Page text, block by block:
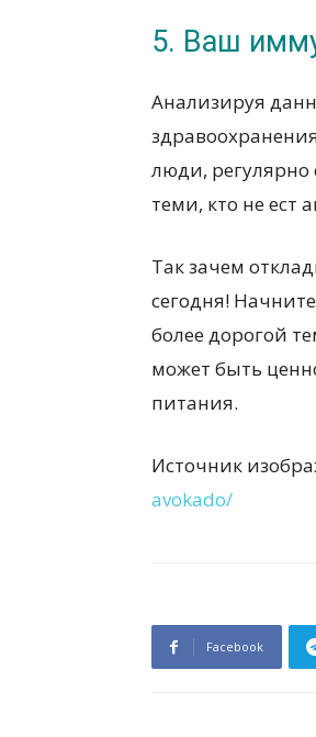
5. Ваш
Анализируя
люди,
теми, кто не ест
Так зачем
сегодня!
более дорогой
может быть
питания.
Источник
avokado/
Facebook